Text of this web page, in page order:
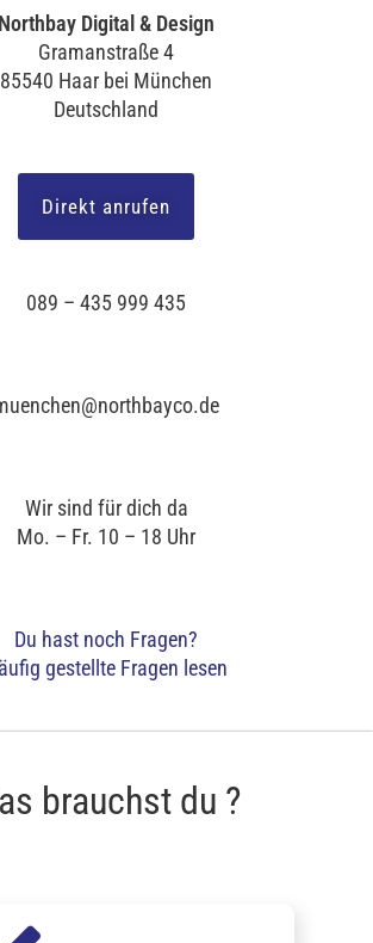
Northbay Digital & Design
Gramanstraße 4
85540 Haar bei München
Deutschland
Direkt anrufen
089 – 435 999 435
Wir sind für dich da
Mo. – Fr. 10 – 18 Uhr
Du hast noch Fragen?
gestellte Fragen lesen
brauchst du ?